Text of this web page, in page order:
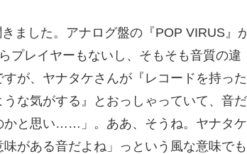
ました。アナログ盤の『POP VIRUS』
プレイヤーもないし、そもそも音質の違
が、ヤナタケさんが『レコードを持った
な気がする』とおっしゃっていて、音だ
かと思い……」。ああ、そうね。ヤナタケ
がある音だよね」っという風な意味でも